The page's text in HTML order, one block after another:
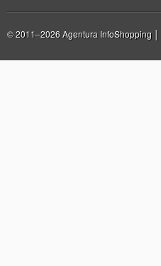
© 2011–2026 Agentura InfoShopping │